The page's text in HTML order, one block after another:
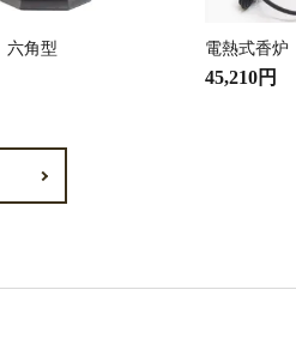
角型 電熱式香炉
45,210円